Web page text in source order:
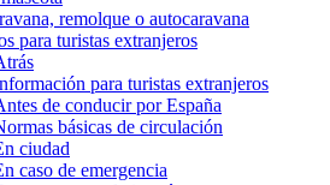
remolque o autocaravana
para turistas extranjeros
para turistas extranjeros
de conducir por España
básicas de circulación
ciudad
caso de emergencia